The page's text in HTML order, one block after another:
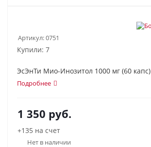
Артикул:0751
Купили: 7
ЭсЭнТи Мио-Инозитол 1000 мг (60 капс)
Подробнее
1 350 руб.
+135 на счет
Нет в наличии